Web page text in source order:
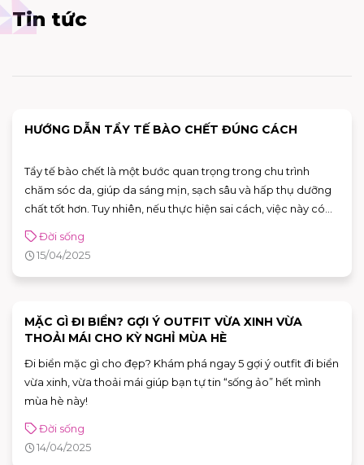
Tin tức
HƯỚNG DẪN TẨY TẾ BÀO CHẾT ĐÚNG CÁCH
Tẩy tế bào chết là một bước quan trọng trong chu trình
chăm sóc da, giúp da sáng mịn, sạch sâu và hấp thụ dưỡng
chất tốt hơn. Tuy nhiên, nếu thực hiện sai cách, việc này có
trọng. Vậy tẩy tế bào chết như thế nào để không làm tổn
thương da? Hãy cùng tìm hiểu ngay sau đây!
Đời sống
15/04/2025
MẶC GÌ ĐI BIỂN? GỢI Ý OUTFIT VỪA XINH VỪA
THOẢI MÁI CHO KỲ NGHỈ MÙA HÈ
Đi biển mặc gì cho đẹp? Khám phá ngay 5 gợi ý outfit đi biển
vừa xinh, vừa thoải mái giúp bạn tự tin “sống ảo” hết mình
mùa hè này!
Đời sống
14/04/2025